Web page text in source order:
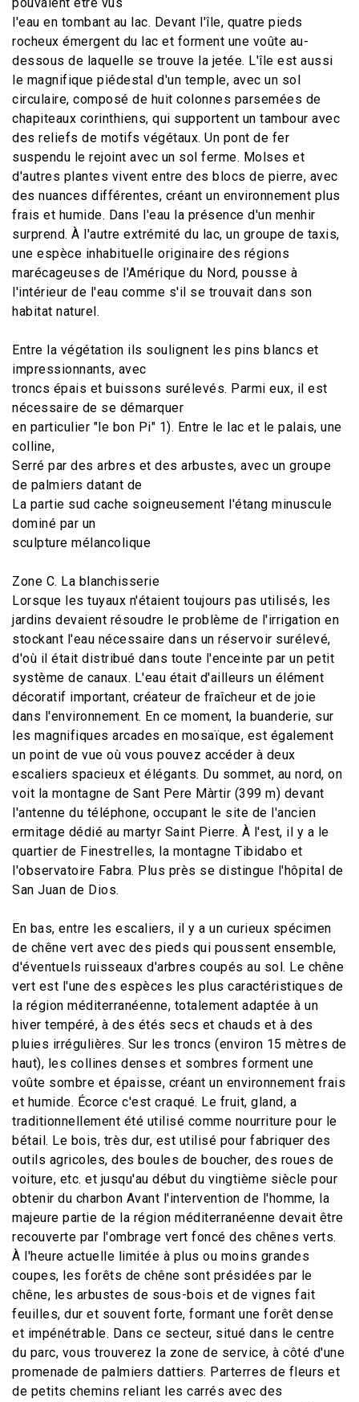
l'eau en tombant au lac. Devant l'île, quatre pieds
rocheux émergent du lac et forment une voûte au-
dessous de laquelle se trouve la jetée. L'île est aussi
le magnifique piédestal d'un temple, avec un sol
circulaire, composé de huit colonnes parsemées de
chapiteaux corinthiens, qui supportent un tambour avec
des reliefs de motifs végétaux. Un pont de fer
suspendu le rejoint avec un sol ferme. Molses et
d'autres plantes vivent entre des blocs de pierre, avec
des nuances différentes, créant un environnement plus
frais et humide. Dans l'eau la présence d'un menhir
surprend. À l'autre extrémité du lac, un groupe de taxis,
une espèce inhabituelle originaire des régions
marécageuses de l'Amérique du Nord, pousse à
l'intérieur de l'eau comme s'il se trouvait dans son
habitat naturel.
Entre la végétation ils soulignent les pins blancs et
impressionnants, avec
troncs épais et buissons surélevés. Parmi eux, il est
nécessaire de se démarquer
en particulier "le bon Pi" 1). Entre le lac et le palais, une
colline,
Serré par des arbres et des arbustes, avec un groupe
de palmiers datant de
La partie sud cache soigneusement l'étang minuscule
dominé par un
sculpture mélancolique
Zone C. La blanchisserie
Lorsque les tuyaux n'étaient toujours pas utilisés, les
jardins devaient résoudre le problème de l'irrigation en
stockant l'eau nécessaire dans un réservoir surélevé,
d'où il était distribué dans toute l'enceinte par un petit
système de canaux. L'eau était d'ailleurs un élément
décoratif important, créateur de fraîcheur et de joie
dans l'environnement. En ce moment, la buanderie, sur
les magnifiques arcades en mosaïque, est également
un point de vue où vous pouvez accéder à deux
escaliers spacieux et élégants. Du sommet, au nord, on
voit la montagne de Sant Pere Màrtir (399 m) devant
l'antenne du téléphone, occupant le site de l'ancien
ermitage dédié au martyr Saint Pierre. À l'est, il y a le
quartier de Finestrelles, la montagne Tibidabo et
l'observatoire Fabra. Plus près se distingue l'hôpital de
San Juan de Dios.
En bas, entre les escaliers, il y a un curieux spécimen
de chêne vert avec des pieds qui poussent ensemble,
d'éventuels ruisseaux d'arbres coupés au sol. Le chêne
vert est l'une des espèces les plus caractéristiques de
la région méditerranéenne, totalement adaptée à un
hiver tempéré, à des étés secs et chauds et à des
pluies irrégulières. Sur les troncs (environ 15 mètres de
haut), les collines denses et sombres forment une
voûte sombre et épaisse, créant un environnement frais
et humide. Écorce c'est craqué. Le fruit, gland, a
traditionnellement été utilisé comme nourriture pour le
bétail. Le bois, très dur, est utilisé pour fabriquer des
outils agricoles, des boules de boucher, des roues de
voiture, etc. et jusqu'au début du vingtième siècle pour
obtenir du charbon Avant l'intervention de l'homme, la
majeure partie de la région méditerranéenne devait être
recouverte par l'ombrage vert foncé des chênes verts.
À l'heure actuelle limitée à plus ou moins grandes
coupes, les forêts de chêne sont présidées par le
chêne, les arbustes de sous-bois et de vignes fait
feuilles, dur et souvent forte, formant une forêt dense
et impénétrable. Dans ce secteur, situé dans le centre
du parc, vous trouverez la zone de service, à côté d'une
promenade de palmiers dattiers. Parterres de fleurs et
de petits chemins reliant les carrés avec des